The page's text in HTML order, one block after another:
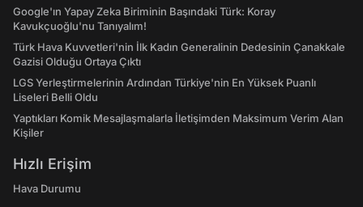
Google'ın Yapay Zeka Biriminin Başındaki Türk: Koray
Kavukçuoğlu'nu Tanıyalım!
Türk Hava Kuvvetleri'nin İlk Kadın Generalinin Dedesinin Çanakkale
Gazisi Olduğu Ortaya Çıktı
LGS Yerleştirmelerinin Ardından Türkiye'nin En Yüksek Puanlı
Liseleri Belli Oldu
Yaptıkları Komik Mesajlaşmalarla İletişimden Maksimum Verim Alan
Kişiler
Hızlı Erişim
Hava Durumu